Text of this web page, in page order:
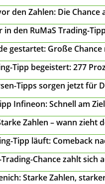
den Zahlen: Die
den RuMaS Trading-
gestartet: Große
Tipp begeistert: 277
Tipps sorgen jetzt für
Infineon: Schnell am
Zahlen – wann zieht
Tipp läuft: Comeback
Chance zahlt sich
Starke Zahlen,